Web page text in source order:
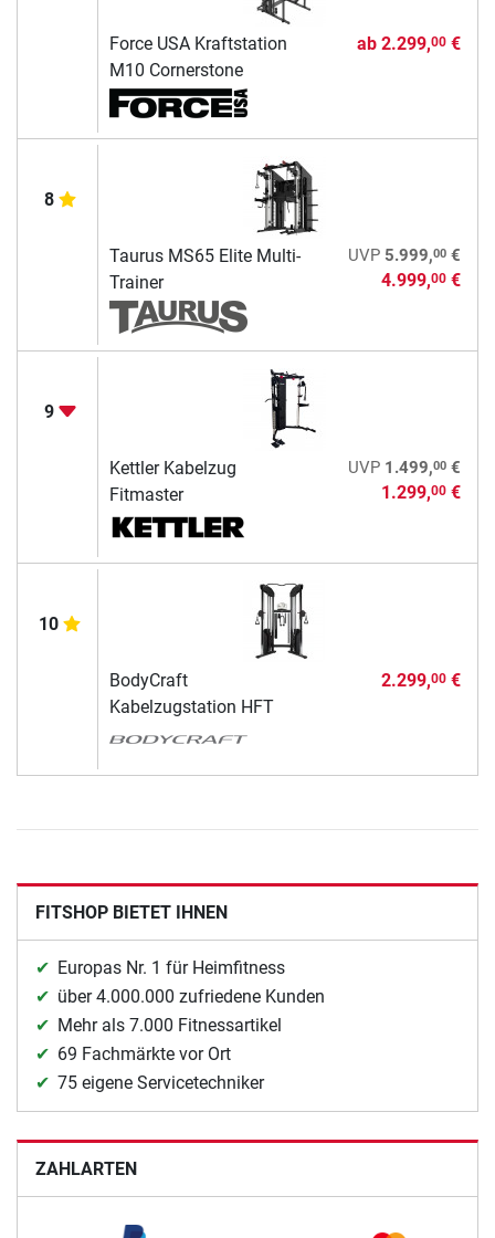
Force USA Kraftstation
M10 Cornerstone
ab 2.299,00€
8
Taurus MS65 Elite Multi-
Trainer
UVP 5.999,00€
4.999,00€
9
Kettler Kabelzug
Fitmaster
UVP 1.499,00€
1.299,00€
10
BodyCraft
Kabelzugstation HFT
2.299,00€
FITSHOP BIETET IHNEN
Europas Nr. 1 für Heimfitness
über 4.000.000 zufriedene Kunden
Mehr als 7.000 Fitnessartikel
69 Fachmärkte vor Ort
75 eigene Servicetechniker
ZAHLARTEN